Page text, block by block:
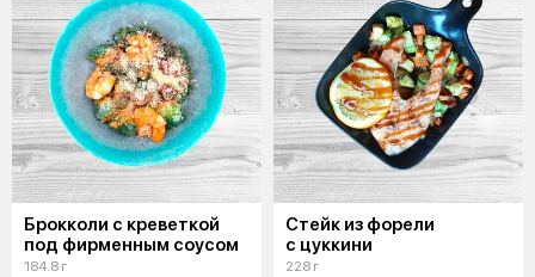
Брокколи с креветкой
под фирменным соусом
184.8 г
Стейк из форели
с цуккини
228 г